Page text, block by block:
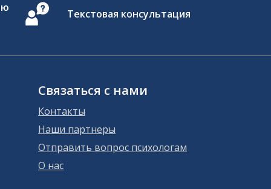
Текстовая консультация
Связаться с нами
Контакты
Наши партнеры
Отправить вопрос психологам
О нас